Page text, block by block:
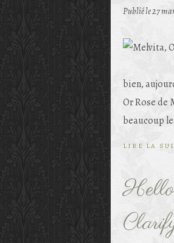
Publié le27
bien,
Or Rose de
beaucoup
LIRE LA